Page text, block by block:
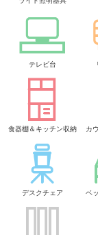
テレビ台
食器棚＆キッチン収納 カ
デスクチェア ベ